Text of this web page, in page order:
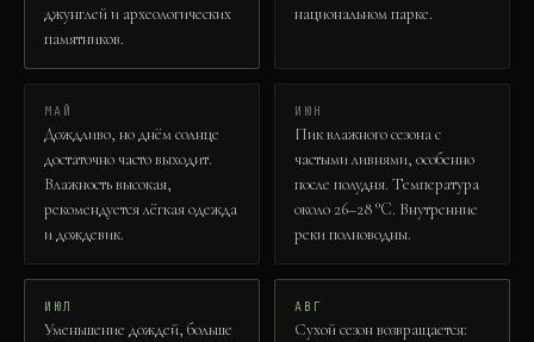
джунглей и археологических
памятников.
национальном парке.
МАЙ
Дождливо, но днём солнце
достаточно часто выходит.
Влажность высокая,
рекомендуется лёгкая одежда
и дождевик.
ИЮН
Пик влажного сезона с
частыми ливнями, особенно
после полудня. Температура
около 26–28 °C. Внутренние
реки полноводны.
ИЮЛ
Уменьшение дождей, больше
АВГ
Сухой сезон возвращается: